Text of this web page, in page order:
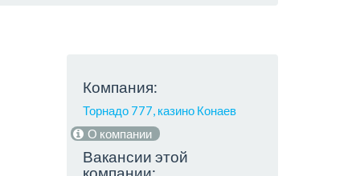
Компания:
Торнадо 777, казино Конаев
О компании
Вакансии этой